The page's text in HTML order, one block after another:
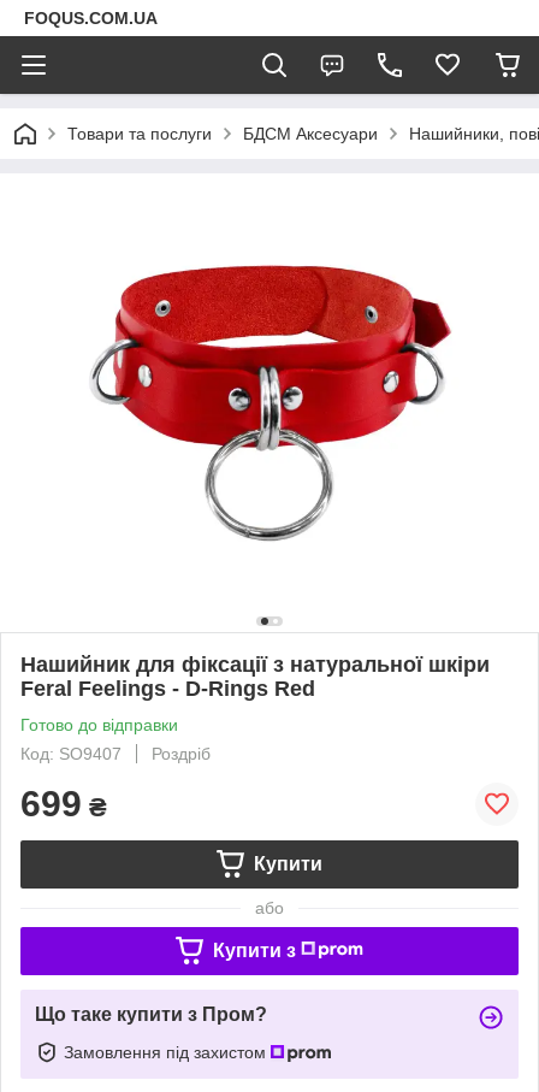
FOQUS.COM.UA
Товари та послуги БДСМ Аксесуари Нашийники,
Нашийник для фіксації з натуральної шкіри
Feral Feelings - D-Rings Red
Готово до відправки
Код: SO9407
Роздріб
699 ₴
Купити
або
Купити з
Що таке купити з Пром?
Замовлення під захистом